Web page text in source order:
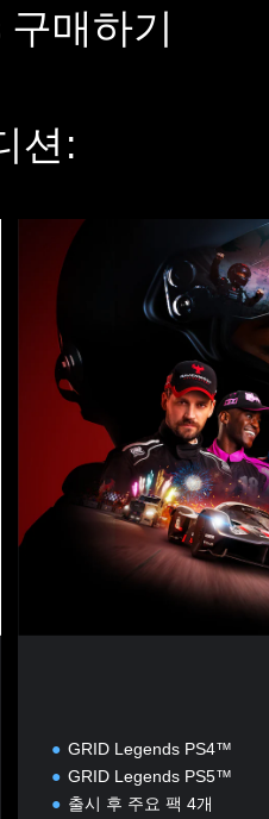
매하기
션:
GRID Legends PS4™
GRID Legends PS5™
출시 후 주요 팩 4개